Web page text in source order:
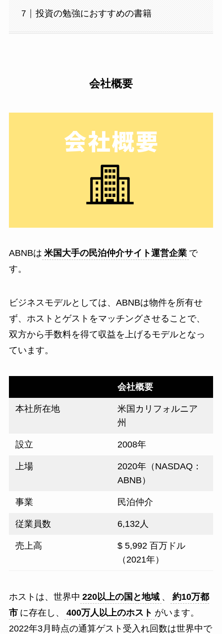
投資の勉強におすすめの書籍
会社概要
ABNBは 米国大手の民泊仲介サイト運営企業 で
す。
ビジネスモデルとしては、ABNBは物件を所有せ
ず、ホストとゲストをマッチングさせることで、
双方から手数料を得て収益を上げるモデルとなっ
ています。
会社概要
本社所在地
米国カリフォルニア
州
設立 2008年
上場
2020年（NASDAQ：
ABNB）
事業 民泊仲介
従業員数 6,132人
売上高
$ 5,992 百万ドル
（2021年）
ホストは、世界中 220以上の国と地域 、
約10万都
市 に存在し、 400万人以上のホスト がいます。
2022年3月時点の通算ゲスト受入れ回数は世界中で